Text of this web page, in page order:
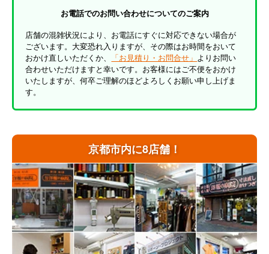
京都市内に8店舗！
お電話でのお問い合わせについてのご案内
店舗の混雑状況により、お電話にすぐに対応できない場合が
ございます。大変恐れ入りますが、その際はお時間をおいて
おかけ直しいただくか、
「お見積り・お問合せ」 よりお問い
合わせいただけますと幸いです。お客様にはご不便をおかけ
いたしますが、何卒ご理解のほどよろしくお願い申し上げま
す。